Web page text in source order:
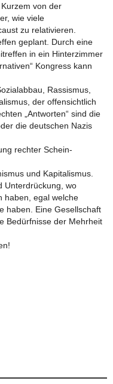
von der
wie viele
zu relativieren.
geplant. Durch eine
in ein Hinterzimmer
Kongress kann
Rassismus,
der offensichtlich
„Antworten“ sind die
die deutschen Nazis
rechter Schein-
und Kapitalismus.
Unterdrückung, wo
haben, egal welche
haben. Eine Gesellschaft
Bedürfnisse der Mehrheit